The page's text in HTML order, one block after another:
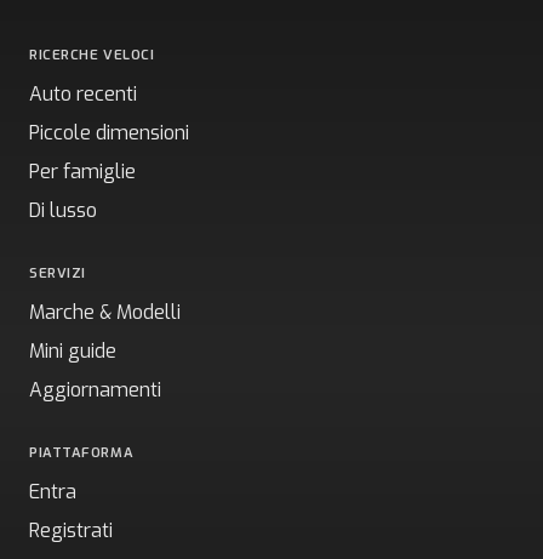
RICERCHE VELOCI
Auto recenti
Piccole dimensioni
Per famiglie
Di lusso
SERVIZI
Marche & Modelli
Mini guide
Aggiornamenti
PIATTAFORMA
Entra
Registrati